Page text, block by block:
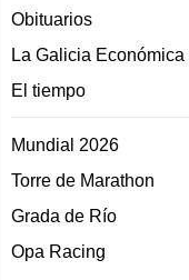
Obituarios
La Galicia Económica
El tiempo
Mundial 2026
Torre de Marathon
Grada de Río
Opa Racing